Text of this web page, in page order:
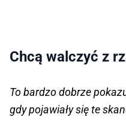
Chcą walczyć z
To bardzo dobrze
gdy pojawiały się te